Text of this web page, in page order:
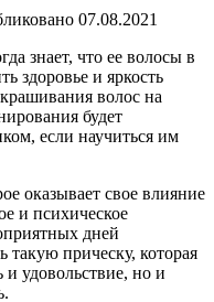
07.08.2021
знает, что ее волосы в
здоровье и яркость
волос на
будет
если научиться им
оказывает свое влияние
и психическое
дней
такую прическу, которая
и удовольствие, но и